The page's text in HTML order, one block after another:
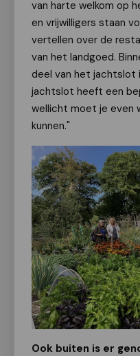
van harte welkom op
en vrijwilligers staan
vertellen over de
van het landgoed.
deel van het jachtslot
jachtslot heeft een
wellicht moet je even
kunnen."
Ook buiten is er